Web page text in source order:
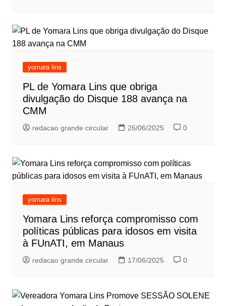
yomara lins
PL de Yomara Lins que obriga
divulgação do Disque 188 avança na
CMM
redacao grande circular 26/06/2025 0
yomara lins
Yomara Lins reforça compromisso com
políticas públicas para idosos em visita
à FUnATI, em Manaus
redacao grande circular 17/06/2025 0